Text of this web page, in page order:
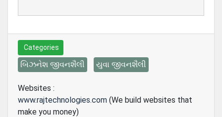
Categories
બિઝનેશ જીવનશૈલી યુવા જીવનશૈલી
Websites :
www.rajtechnologies.com (We build websites that
make you money)